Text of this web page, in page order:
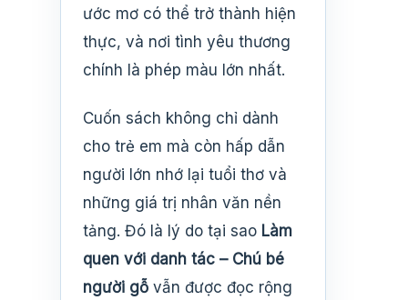
ước mơ có thể trở thành hiện
thực, và nơi tình yêu thương
chính là phép màu lớn nhất.
Cuốn sách không chỉ dành
cho trẻ em mà còn hấp dẫn
người lớn nhớ lại tuổi thơ và
những giá trị nhân văn nền
tảng. Đó là lý do tại sao Làm
quen với danh tác – Chú bé
người gỗ vẫn được đọc rộng